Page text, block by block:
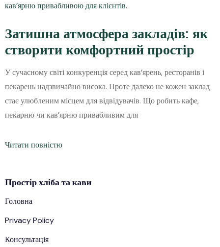
Затишна атмосфера закладів: як
створити комфортний простір
У сучасному світі конкуренція серед кав’ярень, ресторанів і
пекарень надзвичайно висока. Проте далеко не кожен заклад
стає улюбленим місцем для відвідувачів. Що робить кафе,
пекарню чи кав’ярню привабливим для
Читати повністю
Простірхлібата кави
Головна
Privacy Policy
Консультація